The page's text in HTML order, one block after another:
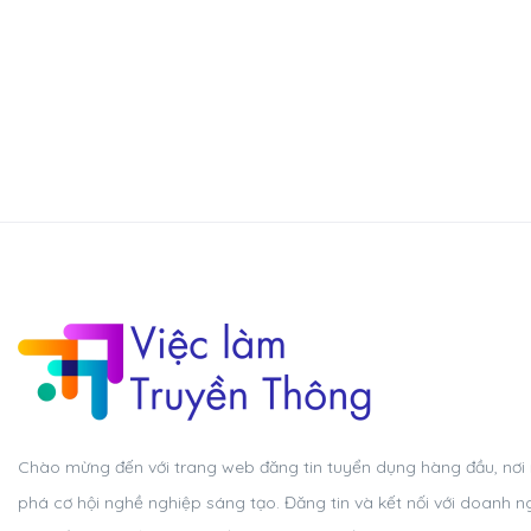
Chào mừng đến với trang web đăng tin tuyển dụng hàng đầu,
phá cơ hội nghề nghiệp sáng tạo. Đăng tin và kết nối với doanh